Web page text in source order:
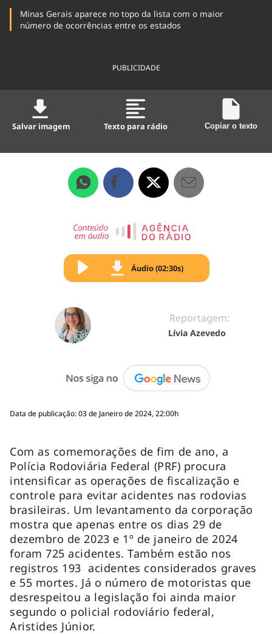
Minas Gerais aparece no topo da lista com o maior
número de ocorrências entre os estados
PUBLICIDADE
Salvar imagem Texto para rádio Copiar o texto
Áudio (02:30s)
Reportagem:
Lívia Azevedo
Data de publicação: 03 de Janeiro de 2024, 22:00h
Com as comemorações de fim de ano, a
Polícia Rodoviária Federal (PRF) procura
intensificar as operações de fiscalização e
controle para evitar acidentes nas rodovias
brasileiras. Um levantamento da corporação
mostra que apenas entre os dias 29 de
dezembro de 2023 e 1º de janeiro de 2024
foram 725 acidentes. Também estão nos
registros 193 acidentes considerados graves
e 55 mortes. Já o número de motoristas que
desrespeitou a legislação foi ainda maior
segundo o policial rodoviário federal,
Aristides Júnior.